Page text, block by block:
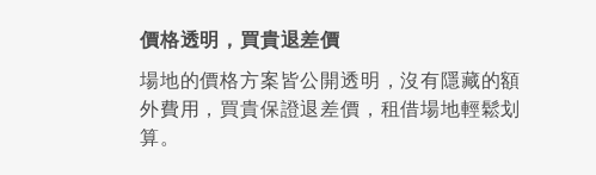
價格透明，買貴退差價
場地的價格方案皆公開透明，沒有隱藏的額
外費用，買貴保證退差價，租借場地輕鬆划
算。